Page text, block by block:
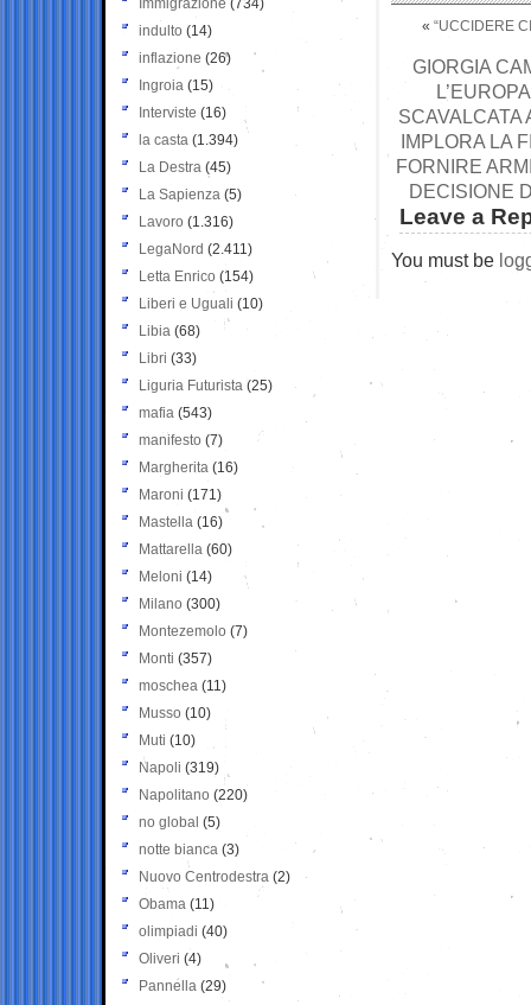
« “UCCIDERE
GIORGIA
SCAVALCATA
IMPLORA LA
FORNIRE
DECISIONE
Leave a
You must be
Immigrazione (734)
indulto (14)
inflazione (26)
Ingroia (15)
Interviste (16)
la casta (1.394)
La Destra (45)
La Sapienza (5)
Lavoro (1.316)
LegaNord (2.411)
Letta Enrico (154)
Liberi e Uguali (10)
Libia (68)
Libri (33)
Liguria Futurista (25)
mafia (543)
manifesto (7)
Margherita (16)
Maroni (171)
Mastella (16)
Mattarella (60)
Meloni (14)
Milano (300)
Montezemolo (7)
Monti (357)
moschea (11)
Musso (10)
Muti (10)
Napoli (319)
Napolitano (220)
no global (5)
notte bianca (3)
Nuovo Centrodestra (2)
Obama (11)
olimpiadi (40)
Oliveri (4)
Pannella (29)